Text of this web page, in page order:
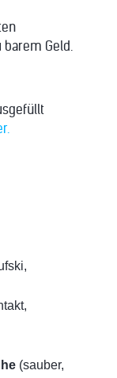
Geld.
(sauber,